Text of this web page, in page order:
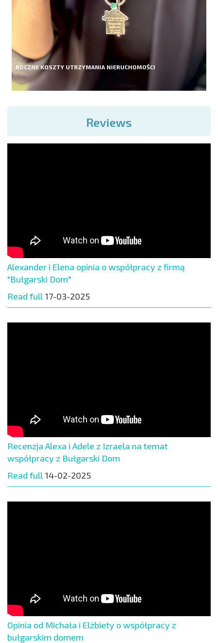
ROCZNE KOSZTY UTRZYMANIA NIERUCHOMOŚCI
Reviews
Alexander i Elena opinia o współpracy z firmą
"Bułgarski Dom"
Read full 17-03-2025
Recenzja Alexa i Adele z Izraela na temat
współpracy z Bułgarski Dom
Read full 14-02-2025
Opinia od Michała i Elżbiety o współpracy z
bułgarskim domem